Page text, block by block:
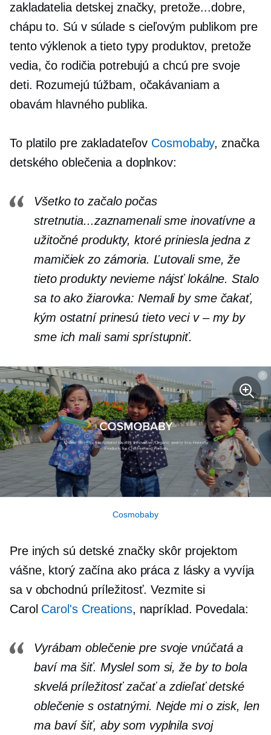
zakladatelia detskej značky, pretože...dobre,
chápu to. Sú v súlade s cieľovým publikom pre
tento výklenok a tieto typy produktov, pretože
vedia, čo rodičia potrebujú a chcú pre svoje
deti. Rozumejú túžbam, očakávaniam a
obavám hlavného publika.
To platilo pre zakladateľov Cosmobaby, značka
detského oblečenia a doplnkov:
Všetko to začalo počas
stretnutia...zaznamenali sme inovatívne a
užitočné produkty, ktoré priniesla jedna z
mamičiek zo zámoria. Ľutovali sme, že
tieto produkty nevieme nájsť lokálne. Stalo
sa to ako žiarovka: Nemali by sme čakať,
kým ostatní prinesú tieto veci v – myby
sme ich mali sami sprístupniť.
Cosmobaby
Pre iných sú detské značky skôr projektom
vášne, ktorý začína ako práca z lásky a vyvíja
sa v obchodnú príležitosť. Vezmite si
Carol Carol's Creations, napríklad. Povedala:
Vyrábam oblečenie pre svoje vnúčatá a
baví ma šiť. Myslel som si, že by to bola
skvelá príležitosť začať a zdieľať detské
oblečenie s ostatnými. Nejde mi o zisk, len
ma baví šiť, aby som vyplnila svoj